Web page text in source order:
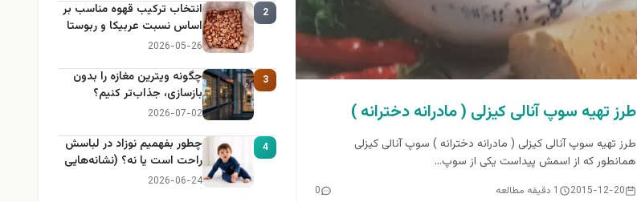
طرز تهیه سوپ آنالی کیزلی ( مادرانه دخترانه )
طرز تهیه سوپ آنالی کیزلی ( مادرانه دخترانه ) سوپ آنالی کیزلی
همانطور که از اسمش پیداست یکی از سوپ...
2015-12-20 1 دقیقه مطالعه 0
2
انتخاب ترکیب قهوه مناسب بر
اساس نسبت عربیکا و ربوستا
2026-05-26
3
چگونه ویترین مغازه را بدون
بازسازی، جذاب‌تر کنیم؟
2026-07-02
4
چطور بفهمیم نوزاد در لباسش
راحت است یا نه؟ (نشانه‌هایی
که هر مادر باید بداند)
2026-06-24